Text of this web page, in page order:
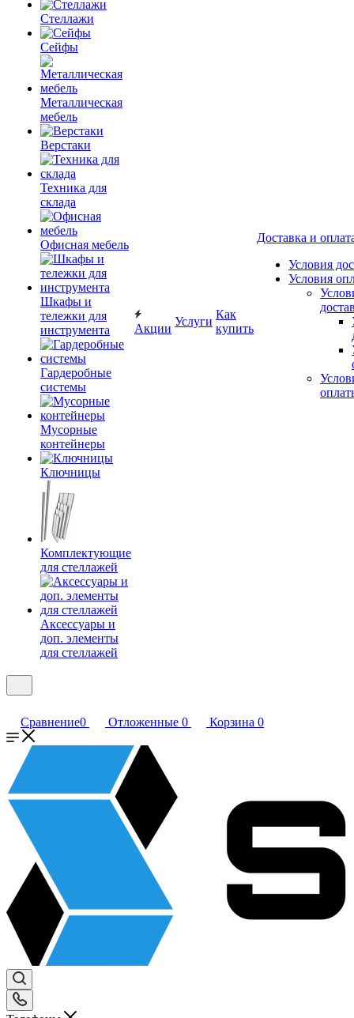
Стеллажи
Сейфы
Металлическая
мебель
Верстаки
Техника для
склада
Офисная мебель
Шкафы и
тележки для
инструмента
Гардеробные
системы
Мусорные
контейнеры
Ключницы
Комплектующие
для стеллажей
Аксессуары и
доп. элементы
для стеллажей
Акции
Услуги
Как
купить
Доставка и
Условия
Условия
Сравнение0 Отложенные 0 Корзина 0